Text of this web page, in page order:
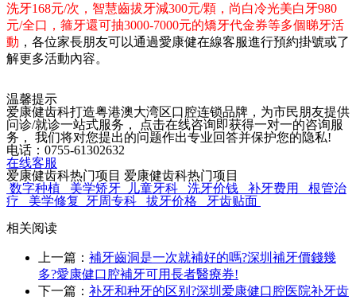
洗牙168元/次，智慧齒拔牙減300元/顆，尚白冷光美白牙980
元/全口，箍牙還可抽3000-7000元的矯牙代金券等多個睇牙活
動 ，各位家長朋友可以通過愛康健在線客服進行預約掛號或了
解更多活動內容。
温馨提示
爱康健齿科打造粤港澳大湾区口腔连锁品牌，为市民朋友提供
问诊/就诊一站式服务， 点击在线咨询即获得一对一的咨询服
务， 我们将对您提出的问题作出专业回答并保护您的隐私!
电话：0755-61302632
在线客服
爱康健齿科热门项目 爱康健齿科热门项目
数字种植
美学矫牙 儿童牙科 洗牙价钱 补牙费用
根管治
疗
美学修复 牙周专科 拔牙价格
牙齿贴面
相关阅读
上一篇： 補牙齒洞是一次就補好的嗎?深圳補牙價錢幾
多?愛康健口腔補牙可用長者醫療券!
下一篇： 补牙和种牙的区别?深圳爱康健口腔医院补牙齿